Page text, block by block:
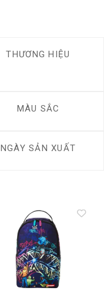
THƯƠNG HIỆU
MÀU SẮC
NGÀY SẢN XUẤT